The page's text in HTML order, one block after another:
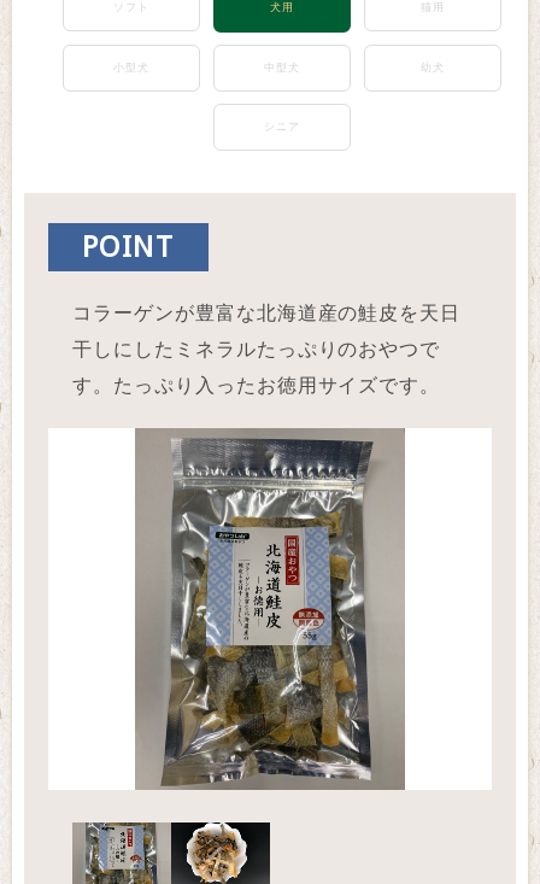
ソフト 犬用 猫用
小型犬 中型犬 幼犬
シニア
POINT
コラーゲンが豊富な北海道産の鮭皮を天日
干しにしたミネラルたっぷりのおやつで
す。たっぷり入ったお徳用サイズです。